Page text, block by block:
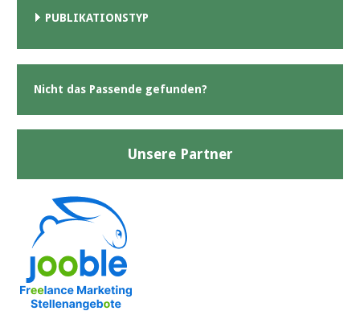
PUBLIKATIONSTYP
Nicht das Passende gefunden?
Unsere Partner